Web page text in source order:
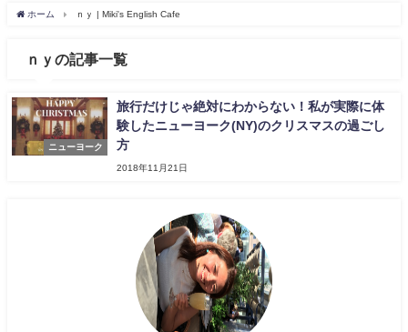
ホーム ｎｙ | Miki's English Cafe
ｎｙの記事一覧
ニューヨーク
旅行だけじゃ絶対にわからない！私が実際に体
験したニューヨーク(NY)のクリスマスの過ごし
方
2018年11月21日